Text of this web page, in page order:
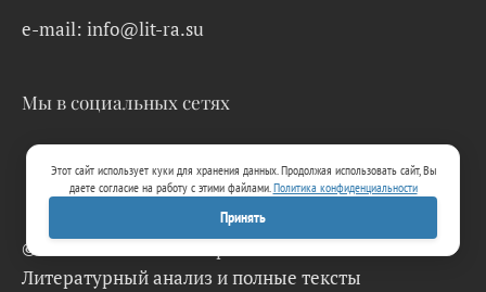
e-mail: info@lit-ra.su
Мы в социальных сетях
© 2026 Lit-Ra.su. Электронная библиотека.
Литературный анализ и полные тексты
Этот сайт использует куки для хранения данных. Продолжая использовать сайт, Вы
даете согласие на работу с этими файлами.Политика конфиденциальности
Принять